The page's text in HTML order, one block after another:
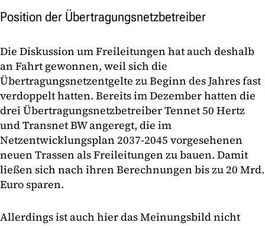
Position der Übertragungsnetzbetreiber
Die Diskussion um Freileitungen hat auch deshalb
an Fahrt gewonnen, weil sich die
Übertragungsnetzentgelte zu Beginn des Jahres fast
verdoppelt hatten. Bereits im Dezember hatten die
drei Übertragungsnetzbetreiber Tennet 50 Hertz
und Transnet BW angeregt, die im
Netzentwicklungsplan 2037-2045 vorgesehenen
neuen Trassen als Freileitungen zu bauen. Damit
ließen sich nach ihren Berechnungen bis zu 20 Mrd.
Euro sparen.
Allerdings ist auch hier das Meinungsbild nicht